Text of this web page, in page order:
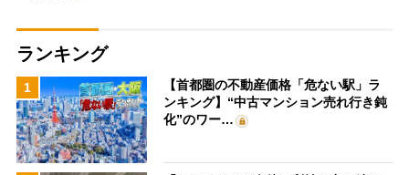
ランキング
1
【首都圏の不動産価格「危ない駅」ラ
ンキング】“中古マンション売れ行き鈍
化”のワー…